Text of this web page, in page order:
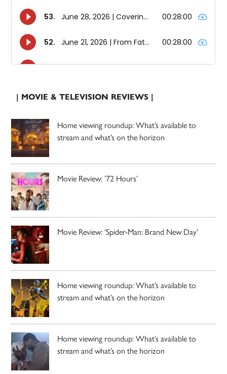
| MOVIE & TELEVISION REVIEWS |
Home viewing roundup: What’s available to
stream and what’s on the horizon
Movie Review: ’72 Hours’
Movie Review: ‘Spider-Man: Brand New Day’
Home viewing roundup: What’s available to
stream and what’s on the horizon
Home viewing roundup: What’s available to
stream and what’s on the horizon